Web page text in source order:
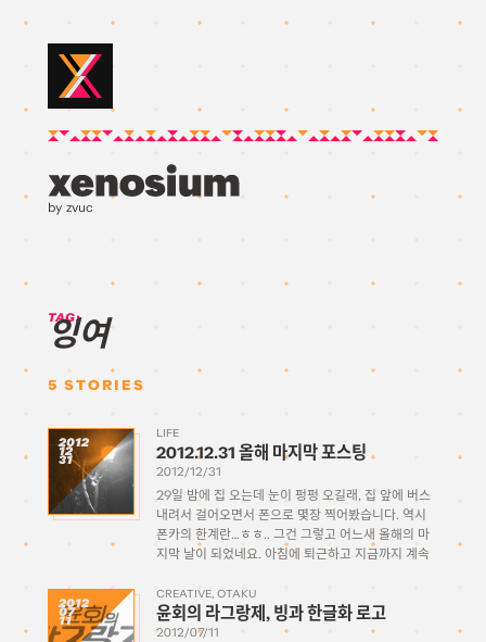
by zvuc
TAG:
잉여
5 STORIES
2012
12
31
LIFE
2012.12.31 올해 마지막 포스팅
2012/12/31
29일 밤에 집 오는데 눈이 펑펑 오길래, 집 앞에 버스
내려서 걸어오면서 폰으로 몇장 찍어봤습니다. 역시
폰카의 한계란…ㅎㅎ.. 그건 그렇고 어느새 올해의 마
지막 날이 되었네요. 아침에 퇴근하고 지금까지 계속
니다만, 날씨가 너무 추워서 […]
2012
07
11
CREATIVE OTAKU
윤회의 라그랑제, 빙과 한글화 로고
2012/07/11